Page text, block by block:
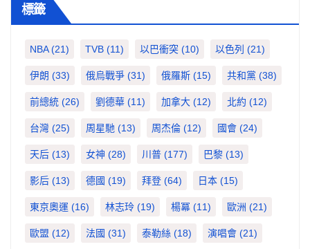
標籤
NBA(21) TVB (11) 以巴衝突 (10) 以色列 (21)
伊朗 (33) 俄烏戰爭 (31) 俄羅斯 (15) 共和黨 (38)
前總統 (26) 劉德華 (11) 加拿大 (12) 北約 (12)
台灣 (25) 周星馳 (13) 周杰倫 (12) 國會 (24)
天后 (13) 女神 (28) 川普 (177) 巴黎 (13)
影后 (13) 德國 (19) 拜登 (64) 日本 (15)
東京奧運 (16) 林志玲 (19) 楊冪 (11) 歐洲 (21)
歐盟 (12) 法國 (31) 泰勒絲 (18) 演唱會 (21)